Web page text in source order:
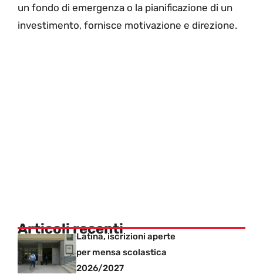
un fondo di emergenza o la pianificazione di un
investimento, fornisce motivazione e direzione.
Articoli recentiLatina, iscrizioni aperte
per mensa scolastica
2026/2027